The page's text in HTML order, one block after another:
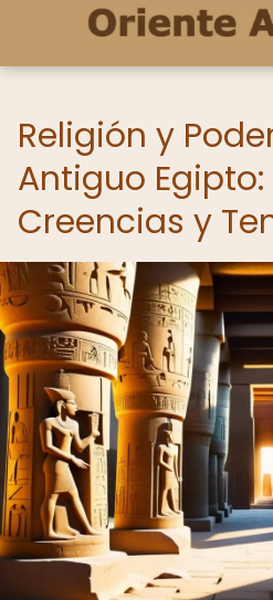
Religión y
Antiguo
Creencias y